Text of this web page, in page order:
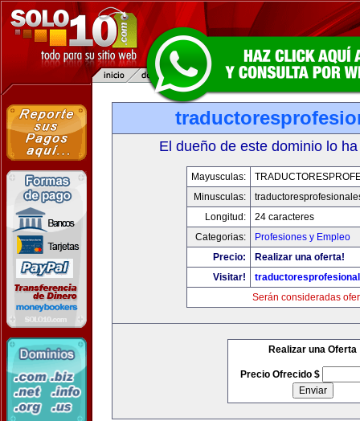
El dueño de este dominio lo
Mayusculas:
Minusculas:
Longitud:
24 caracteres
Categorias:
Profesiones y Empleo
Precio:
Realizar una oferta!
Visitar!
Serán consideradas
Realizar una Oferta
Precio Ofrecido $